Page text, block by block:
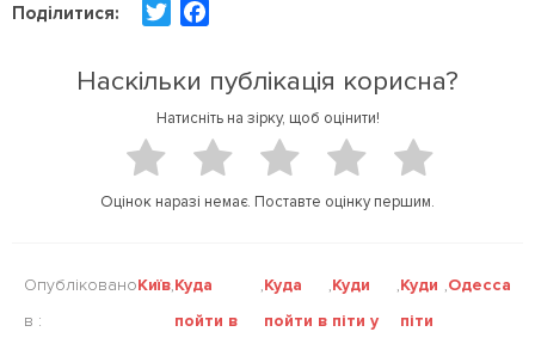
Поділитися:
t
t
e
b
o
k
Наскільки публікація корисна?
Натисніть на зірку, щоб оцінити!
Оцінок наразі немає. Поставте оцінку першим.
Опубліковано
в :
Київ,Куда
пойти в
,Куда
пойти в
,Куди
піти у
,Куди
піти
,Одесса